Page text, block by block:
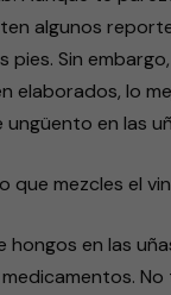
algunos
pies. Sin
elaborados, lo
en las
que mezcles el
hongos en las
No